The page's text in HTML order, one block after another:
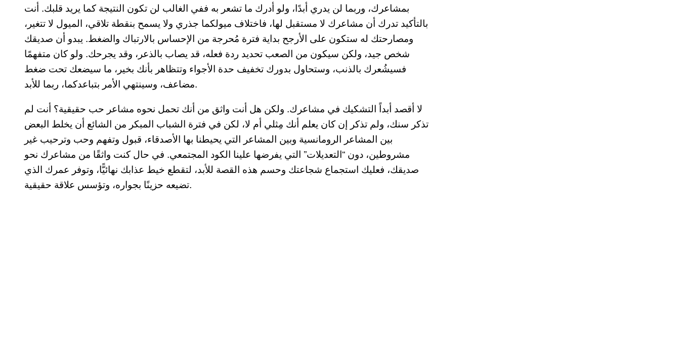
بمشاعرك، وربما لن يدري أبدًا، ولو أدرك ما تشعر به ففي الغالب لن تكون النتيجة كما يريد قلبك. أنت
بالتأكيد تدرك أن مشاعرك لا مستقبل لها، فاختلاف ميولكما جذري ولا يسمح بنقطة تلاقي، الميول لا تتغير،
ومصارحتك له ستكون على الأرجح بداية فترة مُحرجة من الإحساس بالارتباك والضغط. يبدو أن صديقك
شخص جيد، ولكن سيكون من الصعب تحديد ردة فعله، قد يصاب بالذعر، وقد يجرحك. ولو كان متفهمًا
فسيشُعرك بالذنب، وستحاول بدورك تخفيف حدة الأجواء وتتظاهر بأنك بخير، ما سيضعك تحت ضغط
مضاعف، وسينتهي الأمر بتباعدكما، ربما للأبد.
لا أقصد أبداً التشكيك في مشاعرك. ولكن هل أنت واثق من أنك تحمل نحوه مشاعر حب حقيقية؟ أنت لم
تذكر سنك، ولم تذكر إن كان يعلم أنك مِثلي أم لا، لكن في فترة الشباب المبكر من الشائع أن يخلط البعض
بين المشاعر الرومانسية وبين المشاعر التي يحيطنا بها الأصدقاء، قبول وتفهم وحب وترحيب غير
مشروطين، دون “التعديلات” التي يفرضها علينا الكود المجتمعي. في حال كنت واثقًا من مشاعرك نحو
صديقك، فعليك استجماع شجاعتك وحسم هذه القصة للأبد، لتقطع خيط عذابك نهائيًّا، وتوفر عمرك الذي
تضيعه حزينًا بجواره، وتؤسس علاقة حقيقية.